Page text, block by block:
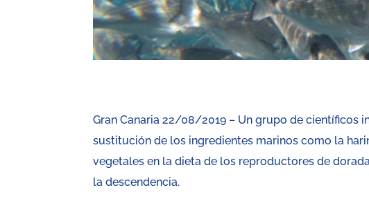
Gran Canaria 22/08/2019 – Un grupo de científicos
sustitución de los ingredientes marinos como la
vegetales en la dieta de los reproductores de
la descendencia.